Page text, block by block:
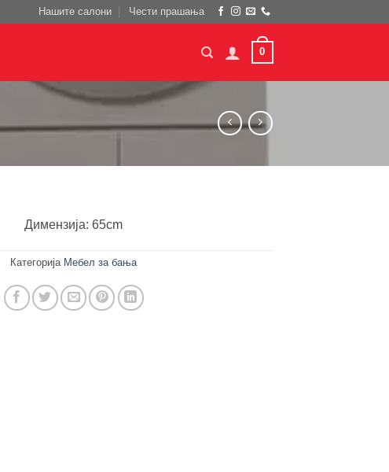
Нашите салони Чести прашања
0
Димензија: 65cm
Категорија Мебел за бања